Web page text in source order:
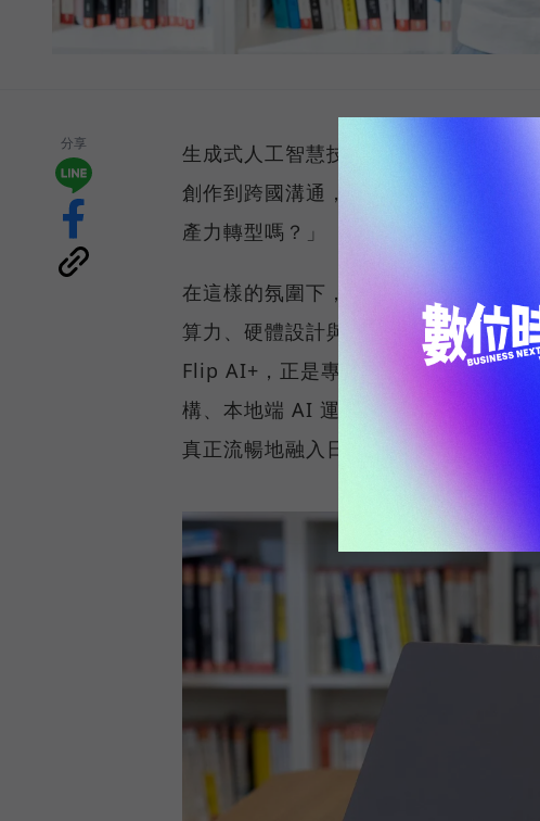
分享
生成式人工智慧技術正以驚人速度滲透
創作到跨國溝通，每位知識工作者都
產力轉型嗎？」
在這樣的氛圍下，市場對 AI PC 的期
算力、硬體設計與真實使用情境無縫
Flip AI+，正是專為商務菁英與專業
構、本地端 AI 運算、2-in-1 翻轉設計
真正流暢地融入日常工作流程。